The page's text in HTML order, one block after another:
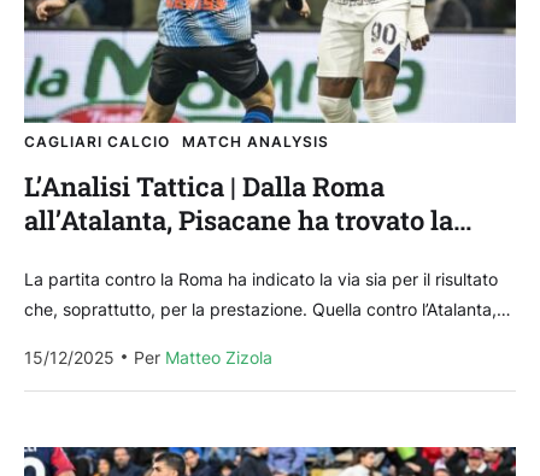
CAGLIARI CALCIO MATCH ANALYSIS
L’Analisi Tattica | Dalla Roma
all’Atalanta, Pisacane ha trovato la
La partita contro la Roma ha indicato la via sia per il risultato
che, soprattutto, per la prestazione. Quella contro l’Atalanta,
15/12/2025
Per Matteo Zizola